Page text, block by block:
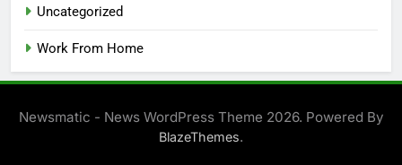
Uncategorized
Work From Home
Newsmatic - News WordPress Theme 2026. Powered By
BlazeThemes.